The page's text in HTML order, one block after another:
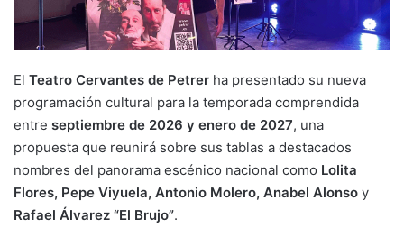
El Teatro Cervantes de Petrer ha presentado su nueva
programación cultural para la temporada comprendida
entre septiembre de 2026 y enero de 2027, una
propuesta que reunirá sobre sus tablas a destacados
nombres del panorama escénico nacional como Lolita
Flores, Pepe Viyuela, Antonio Molero, Anabel Alonso y
Rafael Álvarez “El Brujo”.